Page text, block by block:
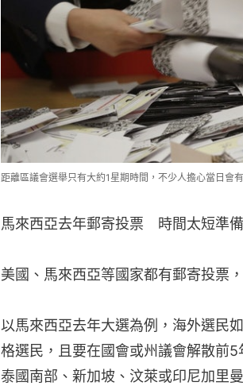
距離區議會選舉只有大約1星期時間，不少人擔心當日會
馬來西亞去年郵寄投票　時間太短準
美國、馬來西亞等國家都有郵寄投票
以馬來西亞去年大選為例，海外選民
格選民，且要在國會或州議會解散前
泰國南部、新加坡、汶萊或印尼加里